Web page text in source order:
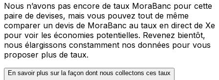
Nous n’avons pas encore de taux MoraBanc pour cette
paire de devises, mais vous pouvez tout de même
comparer un devis de MoraBanc au taux en direct de Xe
pour voir les économies potentielles. Revenez bientôt,
nous élargissons constamment nos données pour vous
proposer plus de taux.
En savoir plus sur la façon dont nous collectons ces taux